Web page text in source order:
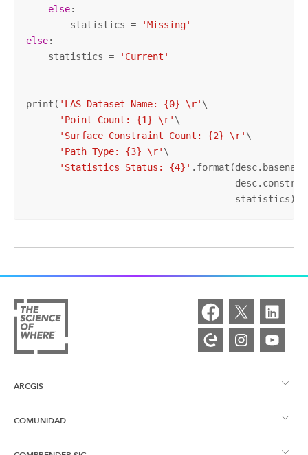
else:
        statistics =
'Missing'
else:
    statistics =
'Current'
print( 'LAS Dataset Name: {0} \r' \
'Point Count: {1} \r' \
'Surface Constraint Count: {2} \r' \
'Path Type: {3} \r' \
'Statistics Status: {4}'
                                      statistics))
ARCGIS
Descripción general de ArcGIS
COMUNIDAD